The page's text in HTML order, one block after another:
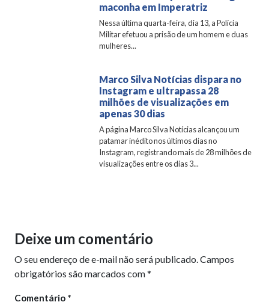
maconha em Imperatriz
Nessa última quarta-feira, dia 13, a Polícia
Militar efetuou a prisão de um homem e duas
mulheres...
Marco Silva Notícias dispara no
Instagram e ultrapassa 28
milhões de visualizações em
apenas 30 dias
A página Marco Silva Notícias alcançou um
patamar inédito nos últimos dias no
Instagram, registrando mais de 28 milhões de
visualizações entre os dias 3...
Deixe um comentário
O seu endereço de e-mail não será publicado.Campos
obrigatórios são marcados com*
Comentário *